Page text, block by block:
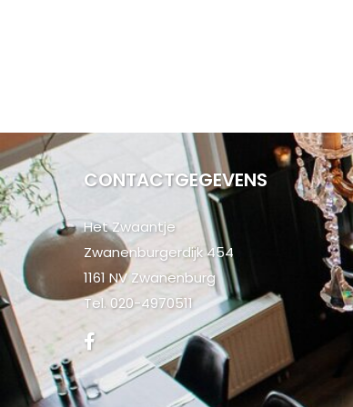
CONTACTGEGEVENS
Het Zwaantje
Zwanenburgerdijk 454
1161 NV Zwanenburg
Tel. 020-4970511